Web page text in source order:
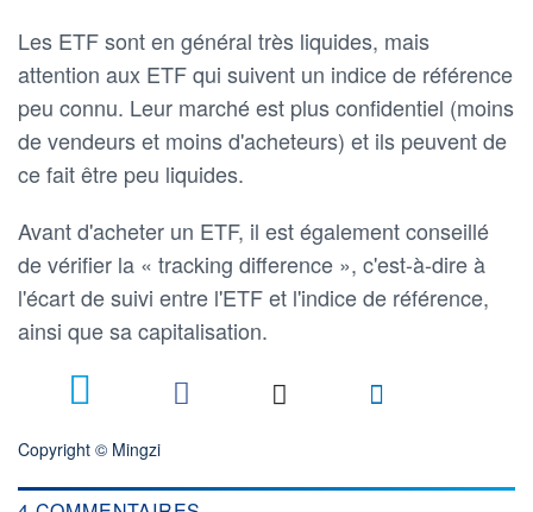
Les ETF sont en général très liquides, mais
attention aux ETF qui suivent un indice de référence
peu connu. Leur marché est plus confidentiel (moins
de vendeurs et moins d'acheteurs) et ils peuvent de
ce fait être peu liquides.
Avant d'acheter un ETF, il est également conseillé
de vérifier la « tracking difference », c'est-à-dire à
l'écart de suivi entre l'ETF et l'indice de référence,
ainsi que sa capitalisation.
Copyright © Mingzi